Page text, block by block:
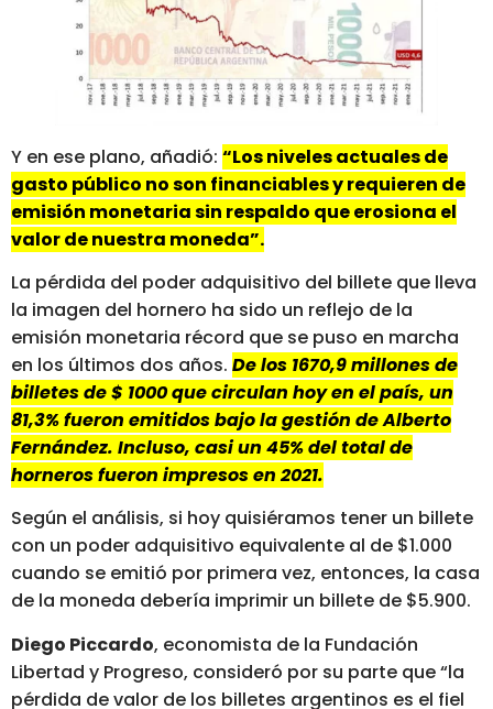
Y en ese plano, añadió: “Los niveles actuales de
gasto público no son financiables y requieren de
emisión monetaria sin respaldo que erosiona el
valor de nuestra moneda”.
La pérdida del poder adquisitivo del billete que lleva
la imagen del hornero ha sido un reflejo de la
emisión monetaria récord que se puso en marcha
en los últimos dos años. De los 1670,9 millones de
billetes de $ 1000 que circulan hoy en el país, un
81,3% fueron emitidos bajo la gestión de Alberto
Fernández. Incluso, casi un 45% del total de
horneros fueron impresos en 2021.
Según el análisis, si hoy quisiéramos tener un billete
con un poder adquisitivo equivalente al de $1.000
cuando se emitió por primera vez, entonces, la casa
de la moneda debería imprimir un billete de $5.900.
Diego Piccardo, economista de la Fundación
Libertad y Progreso, consideró por su parte que “la
pérdida de valor de los billetes argentinos es el fiel